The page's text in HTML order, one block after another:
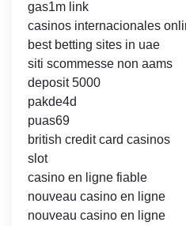
gas1m link
casinos internacionales
best betting sites in uae
siti scommesse non aams
deposit 5000
pakde4d
puas69
british credit card casinos
slot
casino en ligne fiable
nouveau casino en ligne
nouveau casino en ligne